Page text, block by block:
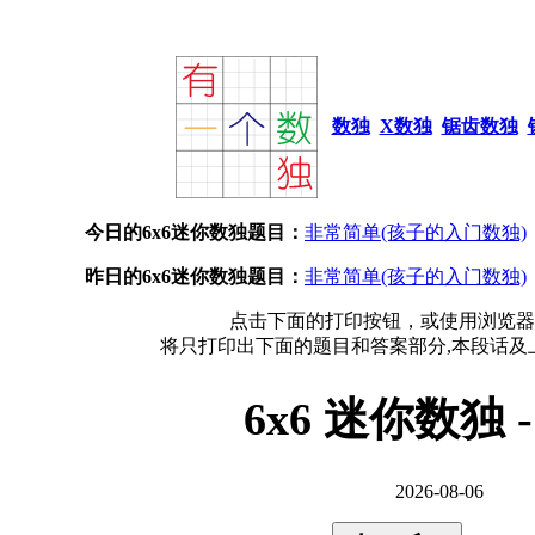
数独 X数独 锯齿数独
今日的6x6迷你数独题目： 非常简单(孩子的入门数独)
昨日的6x6迷你数独题目： 非常简单(孩子的入门数独)
点击下面的打印按钮，或使用浏览
将只打印出下面的题目和答案部分,本段话
6x6 迷你数独
2026-08-06